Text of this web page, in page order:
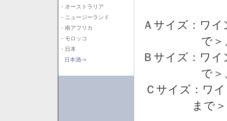
- オーストラリア
- ニュージーランド
- 南アフリカ
- モロッコ
- 日本
日本酒->
Ａサイズ：ワ
で
Ｂサイズ：ワ
で
Ｃサイズ：ワ
まで